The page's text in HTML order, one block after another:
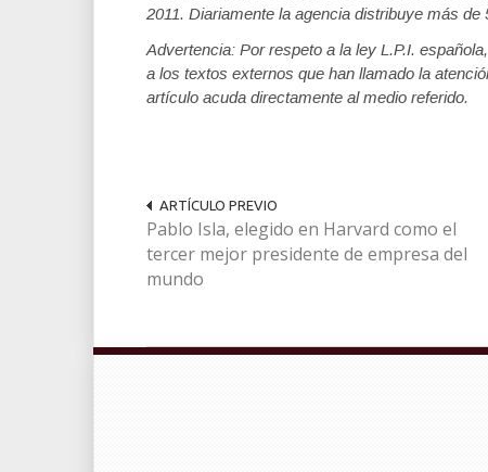
2011. Diariamente la agencia distribuye más
Advertencia: Por respeto a la ley L.P.I.
a los textos externos que han llamado la
artículo acuda directamente al medio referido.
ARTÍCULO PREVIO
Pablo Isla, elegido en Harvard como el
tercer mejor presidente de empresa del
mundo